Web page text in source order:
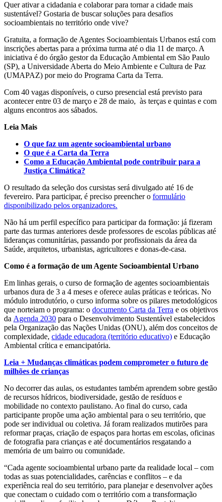
Quer ativar a cidadania e colaborar para tornar a cidade mais
sustentável? Gostaria de buscar soluções para desafios
socioambientais no território onde vive?
Gratuita, a formação de Agentes Socioambientais Urbanos está com
inscrições abertas para a próxima turma até o dia 11 de março. A
iniciativa é do órgão gestor da Educação Ambiental em São Paulo
(SP), a Universidade Aberta do Meio Ambiente e Cultura de Paz
(UMAPAZ) por meio do Programa Carta da Terra.
Com 40 vagas disponíveis, o curso presencial está previsto para
acontecer entre 03 de março e 28 de maio, às terças e quintas e com
alguns encontros aos sábados.
Leia Mais
O que faz um agente socioambiental urbano
O que é a Carta da Terra
Como a Educação Ambiental pode contribuir para a
Justiça Climática?
O resultado da seleção dos cursistas será divulgado até 16 de
fevereiro. Para participar, é preciso preencher o formulário
disponibilizado pelos organizadores.
Não há um perfil específico para participar da formação: já fizeram
parte das turmas anteriores desde professores de escolas públicas até
lideranças comunitárias, passando por profissionais da área da
Saúde, arquitetos, urbanistas, agricultores e donas-de-casa.
Como é a formação de um Agente Socioambiental Urbano
Em linhas gerais, o curso de formação de agentes socioambientais
urbanos dura de 3 a 4 meses e oferece aulas práticas e teóricas. No
módulo introdutório, o curso informa sobre os pilares metodológicos
que norteiam o programa: o documento Carta da Terra e os objetivos
da Agenda 2030 para o Desenvolvimento Sustentável estabelecidos
pela Organização das Nações Unidas (ONU), além dos conceitos de
complexidade, cidade educadora (território educativo) e Educação
Ambiental crítica e emancipatória.
Leia + Mudanças climáticas podem comprometer o futuro de
milhões de crianças
No decorrer das aulas, os estudantes também aprendem sobre gestão
de recursos hídricos, biodiversidade, gestão de resíduos e
mobilidade no contexto paulistano. Ao final do curso, cada
participante propõe uma ação ambiental para o seu território, que
pode ser individual ou coletiva. Já foram realizados mutirões para
reformar praças, criação de espaços para hortas em escolas, oficinas
de fotografia para crianças e até documentários resgatando a
memória de um bairro ou comunidade.
“Cada agente socioambiental urbano parte da realidade local – com
todas as suas potencialidades, carências e conflitos – e da
experiência real do seu território, para planejar e desenvolver ações
que conectam o cuidado com o território com a transformação